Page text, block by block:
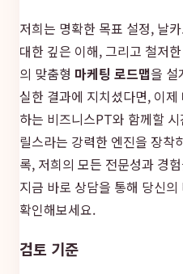
저희는 명확한 목표 설정, 날
대한 깊은 이해, 그리고 철저한
의 맞춤형 마케팅 로드맵을 설
실한 결과에 지치셨다면, 이
하는 비즈니스PT와 함께할
릴스라는 강력한 엔진을 장착
록, 저희의 모든 전문성과 경
지금 바로 상담을 통해 당신
확인해보세요.
검토 기준